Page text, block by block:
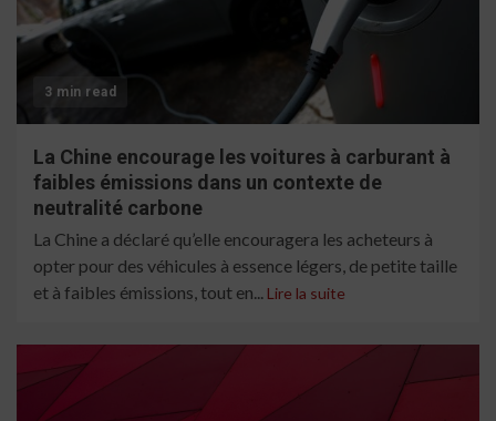
3 min read
La Chine encourage les voitures à carburant à
faibles émissions dans un contexte de
neutralité carbone
La Chine a déclaré qu’elle encouragera les acheteurs à
opter pour des véhicules à essence légers, de petite taille
et à faibles émissions, tout en... Lire la suite